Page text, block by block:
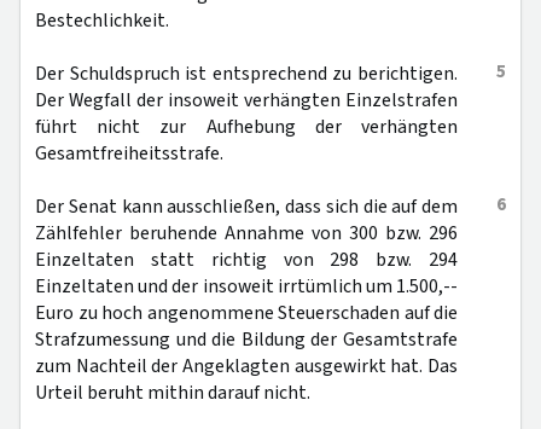
Bestechlichkeit.
5
Der Schuldspruch ist entsprechend zu berichtigen.
Der Wegfall der insoweit verhängten Einzelstrafen
führt nicht zur Aufhebung der verhängten
Gesamtfreiheitsstrafe.
6
Der Senat kann ausschließen, dass sich die auf dem
Zählfehler beruhende Annahme von 300 bzw. 296
Einzeltaten statt richtig von 298 bzw. 294
Einzeltaten und der insoweit irrtümlich um 1.500,--
Euro zu hoch angenommene Steuerschaden auf die
Strafzumessung und die Bildung der Gesamtstrafe
zum Nachteil der Angeklagten ausgewirkt hat. Das
Urteil beruht mithin darauf nicht.